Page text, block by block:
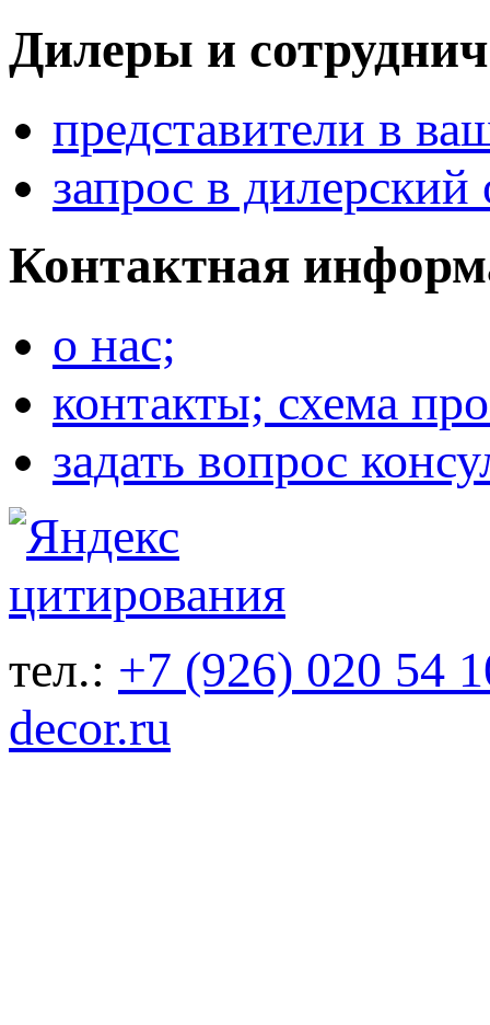
Дилеры и
представители в
запрос в дилерский
Контактная
о нас;
контакты; схема
задать вопрос
тел.: +7 (926) 020 54
decor.ru